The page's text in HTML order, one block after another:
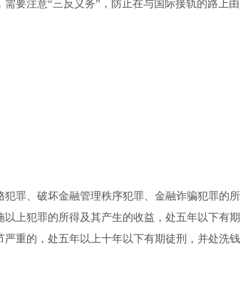
要注意“三反义务”，防止在与国际接轨的路上由
罪、破坏金融管理秩序犯罪、金融诈骗犯罪的所
上犯罪的所得及其产生的收益，处五年以下有期
重的，处五年以上十年以下有期徒刑，并处洗钱